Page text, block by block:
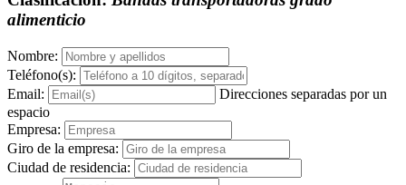
alimenticio
Nombre:
Teléfono(s):
Email:
Direcciones separadas por un
espacio
Empresa:
Giro de la empresa:
Ciudad de residencia: